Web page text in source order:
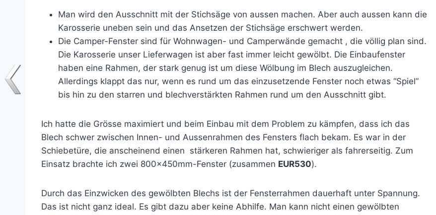
Man wird den Ausschnitt mit der Stichsäge von aussen machen. Aber auch aussen kann die
Karosserie uneben sein und das Ansetzen der Stichsäge erschwert werden.
Die Camper-Fenster sind für Wohnwagen- und Camperwände gemacht , die völlig plan sind.
Die Karosserie unser Lieferwagen ist aber fast immer leicht gewölbt. Die Einbaufenster
haben eine Rahmen, der stark genug ist um diese Wölbung im Blech auszugleichen.
Allerdings klappt das nur, wenn es rund um das einzusetzende Fenster noch etwas “Spiel”
bis hin zu den starren und blechverstärkten Rahmen rund um den Ausschnitt gibt.
Ich hatte die Grösse maximiert und beim Einbau mit dem Problem zu kämpfen, dass ich das
Blech schwer zwischen Innen- und Aussenrahmen des Fensters flach bekam. Es war in der
Schiebetüre, die anscheinend einen stärkeren Rahmen hat, schwieriger als fahrerseitig. Zum
Einsatz brachte ich zwei 800x450mm-Fenster (zusammen EUR530).
Durch das Einzwicken des gewölbten Blechs ist der Fensterrahmen dauerhaft unter Spannung.
Das ist nicht ganz ideal. Es gibt dazu aber keine Abhilfe. Man kann nicht einen gewölbten